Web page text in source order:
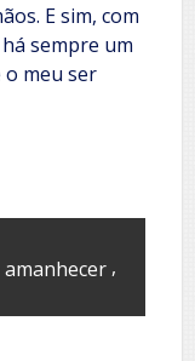
E sim, com
sempre um
o meu ser
,